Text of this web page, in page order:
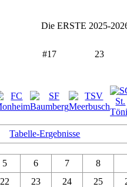
Die ERSTE 2025-
Tabelle-Ergebnisse
5 6 7
8
22 23 24 25
23
#17